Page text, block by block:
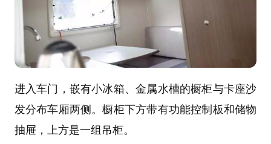
进入车门，嵌有小冰箱、金属水槽的橱柜与卡座沙
发分布车厢两侧。橱柜下方带有功能控制板和储物
抽屉，上方是一组吊柜。